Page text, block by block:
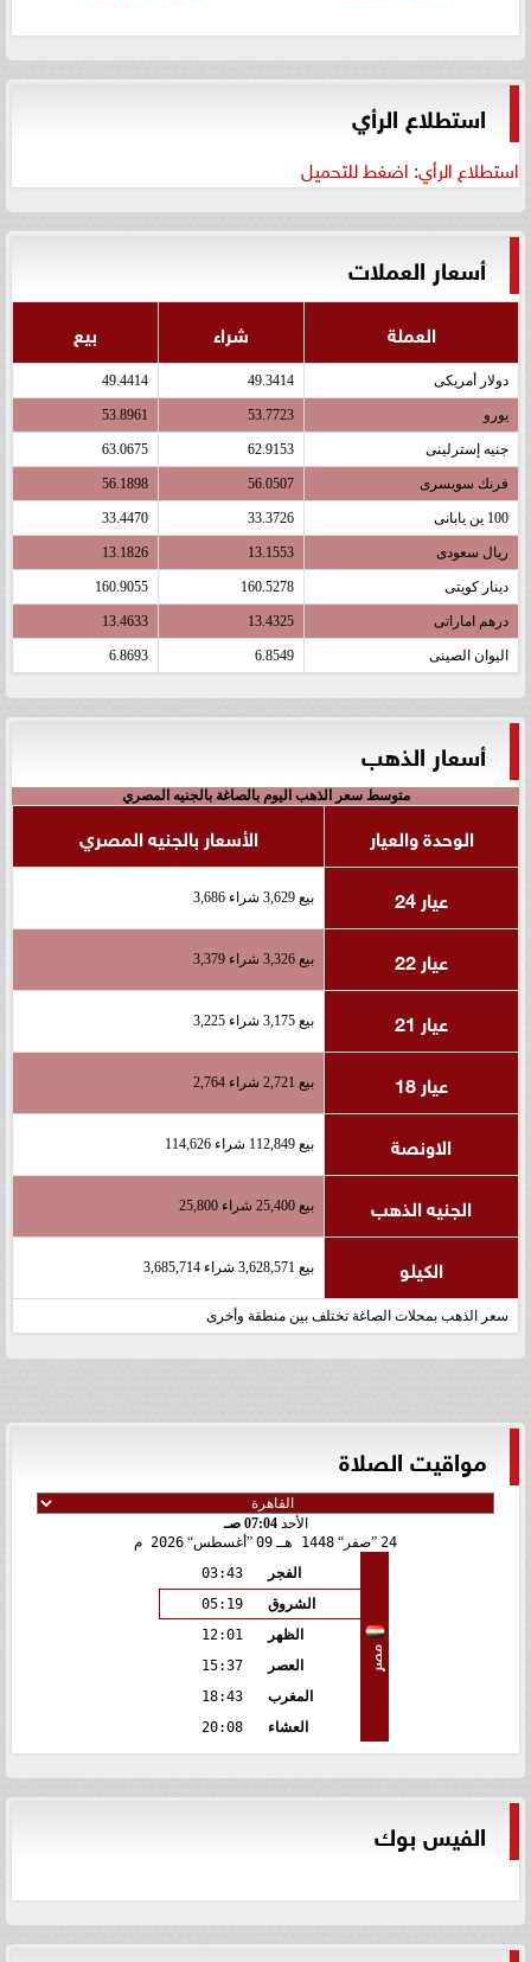
استطلاع الرأي
استطلاع الرأي: اضغط للتحميل
أسعار العملات
العملة شراء بيع
دولار أمريكى 49.3414
49.4414
يورو 53.7723
53.8961
جنيه إسترلينى 62.9153
63.0675
فرنك سويسرى 56.0507
56.1898
100 ين يابانى 33.3726
33.4470
ريال سعودى 13.1553
13.1826
دينار كويتى 160.5278
160.9055
درهم اماراتى 13.4325
13.4633
اليوان الصينى 6.8549
6.8693
أسعار الذهب
متوسط سعر الذهب اليوم بالصاغة بالجنيه المصري
الوحدة والعيار
الأسعار بالجنيه المصري
عيار 24
بيع 3,629 شراء 3,686
عيار 22 بيع 3,326 شراء 3,379
عيار 21 بيع 3,175 شراء 3,225
عيار 18 بيع 2,721 شراء 2,764
الاونصة بيع 112,849 شراء 114,626
الجنيه الذهب بيع 25,400 شراء 25,800
الكيلو بيع 3,628,571 شراء 3,685,714
سعر الذهب بمحلات الصاغة تختلف بين منطقة وأخرى
مواقيت الصلاة
الأحد07:04 صـ
24 صفر 1448 هـ 09 أغسطس 2026 م
مصر
الفجر
03:43
الشروق
05:19
الظهر
12:01
العصر
15:37
المغرب
18:43
العشاء
20:08
الفيس بوك